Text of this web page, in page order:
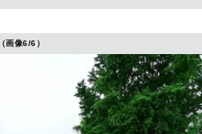
（画像6/6）